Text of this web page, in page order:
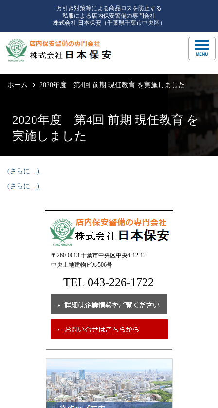
万引き対策等による商品ロスを防止する
私服による店内保安警備の専門会社
株式会社 日本保安（千葉県千葉市中央区）
ホーム 2020年度 第4回 前期 現任教育 を実施しました
2020年度 第4回 前期 現任教育 を
実施しました
(さらに…)
(さらに…)
〒260-0013 千葉市中央区中央4-12-12
中央土地建物ビル506号
TEL 043-226-1722